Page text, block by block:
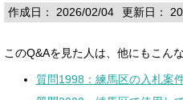
作成日： 2026/02/04 更新日：
このQ&Aを見た人は、他にもこん
質問1998：練馬区の入札案